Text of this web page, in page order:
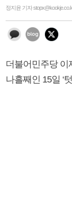
정지윤 기자
더불어민주당 이
나흘째인 15일 ‘